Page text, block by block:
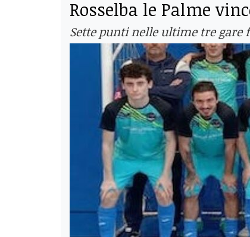
Rosselba le Palme
Sette punti nelle ultime tre gare